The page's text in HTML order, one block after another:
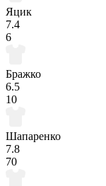
Яцик
7.4
6
Бражко
6.5
10
Шапаренко
7.8
70